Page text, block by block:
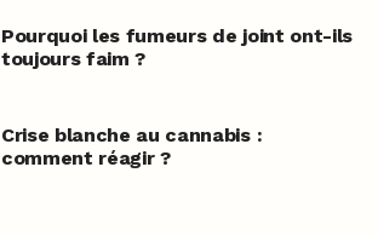
Pourquoi les fumeurs de joint ont-ils
toujours faim ?
Crise blanche au cannabis :
comment réagir ?